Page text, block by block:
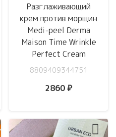
Разглаживающий
крем против морщин
Medi-peel Derma
Maison Time Wrinkle
Perfect Cream
8809409344751
2860 ₽